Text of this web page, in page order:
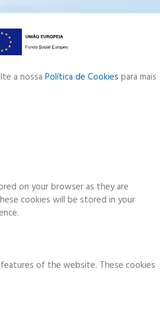
a nossa Política de Cookies para mais
on your browser as they are
cookies will be stored in your
of the website. These cookies